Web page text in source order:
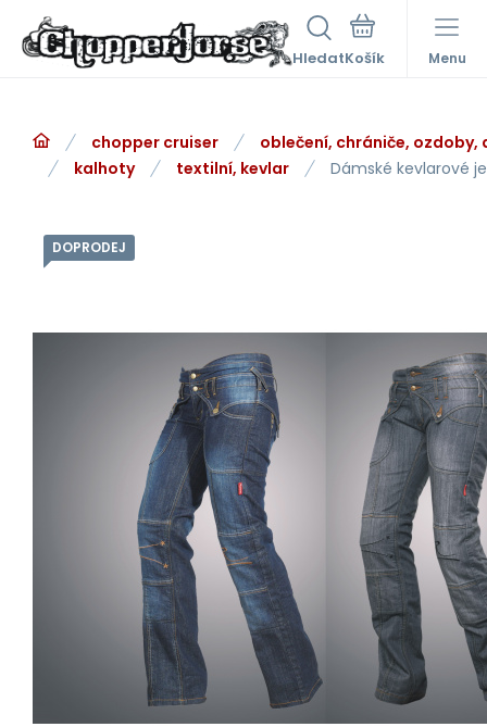
Hledat Menu
chopper cruiser
oblečení, chrániče, ozdoby,
kalhoty
textilní, kevlar Dámské kevlarové
DOPRODEJ